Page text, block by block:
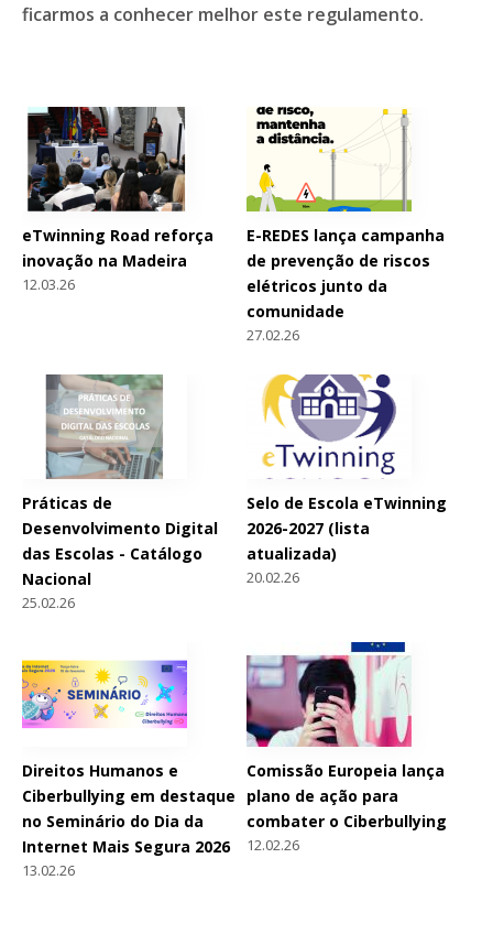
ficarmos a conhecer melhor este regulamento.
eTwinning Road reforça
inovação na Madeira
12.03.26
E-REDES lança campanha
de prevenção de riscos
elétricos junto da
comunidade
27.02.26
Práticas de
Desenvolvimento Digital
das Escolas - Catálogo
Nacional
25.02.26
Selo de Escola eTwinning
2026-2027 (lista
atualizada)
20.02.26
Direitos Humanos e
Ciberbullying em destaque
no Seminário do Dia da
Internet Mais Segura 2026
13.02.26
Comissão Europeia lança
plano de ação para
combater o Ciberbullying
12.02.26